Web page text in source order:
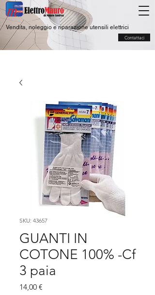
Vendita, noleggio e riparazione utensili elettrici
Contattaci
SKU: 43657
GUANTI IN
COTONE 100% -Cf
3 paia
14,00 €